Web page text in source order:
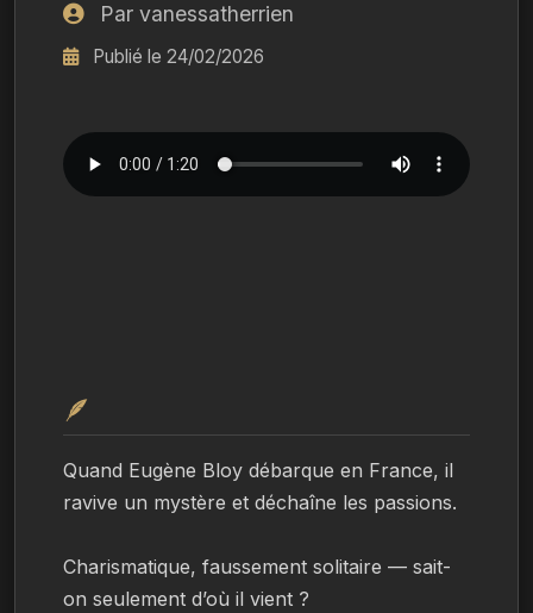
Par vanessatherrien
Publié le 24/02/2026
🪶
Quand Eugène Bloy débarque en France, il
ravive un mystère et déchaîne les passions.
Charismatique, faussement solitaire — sait-
on seulement d’où il vient ?